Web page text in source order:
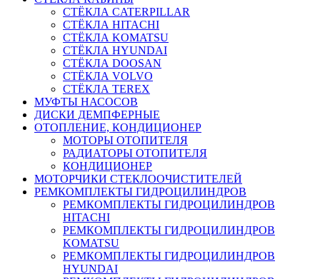
СТЁКЛА CATERPILLAR
СТЁКЛА HITACHI
СТЁКЛА KOMATSU
СТЁКЛА HYUNDAI
СТЁКЛА DOOSAN
СТЁКЛА VOLVO
СТЁКЛА TEREX
МУФТЫ НАСОСОВ
ДИСКИ ДЕМПФЕРНЫЕ
ОТОПЛЕНИЕ, КОНДИЦИОНЕР
МОТОРЫ ОТОПИТЕЛЯ
РАДИАТОРЫ ОТОПИТЕЛЯ
КОНДИЦИОНЕР
МОТОРЧИКИ СТЕКЛООЧИСТИТЕЛЕЙ
РЕМКОМПЛЕКТЫ ГИДРОЦИЛИНДРОВ
РЕМКОМПЛЕКТЫ ГИДРОЦИЛИНДРОВ
HITACHI
РЕМКОМПЛЕКТЫ ГИДРОЦИЛИНДРОВ
KOMATSU
РЕМКОМПЛЕКТЫ ГИДРОЦИЛИНДРОВ
HYUNDAI